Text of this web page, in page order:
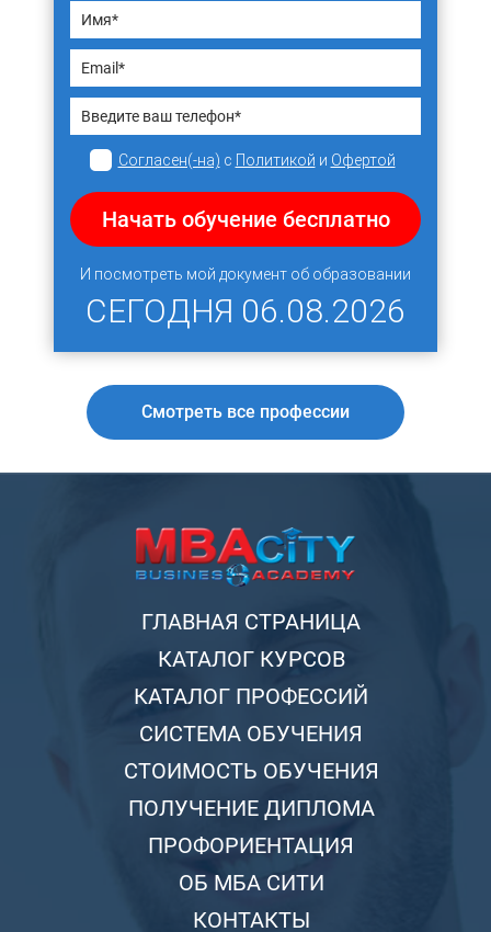
Согласен(-на) с Политикой и Офертой
Начать обучение бесплатно
И посмотреть мой документ об образовании
СЕГОДНЯ 06.08.2026
Смотреть все профессии
ГЛАВНАЯ СТРАНИЦА
КАТАЛОГ КУРСОВ
КАТАЛОГ ПРОФЕССИЙ
СИСТЕМА ОБУЧЕНИЯ
СТОИМОСТЬ ОБУЧЕНИЯ
ПОЛУЧЕНИЕ ДИПЛОМА
ПРОФОРИЕНТАЦИЯ
ОБ МБА СИТИ
КОНТАКТЫ